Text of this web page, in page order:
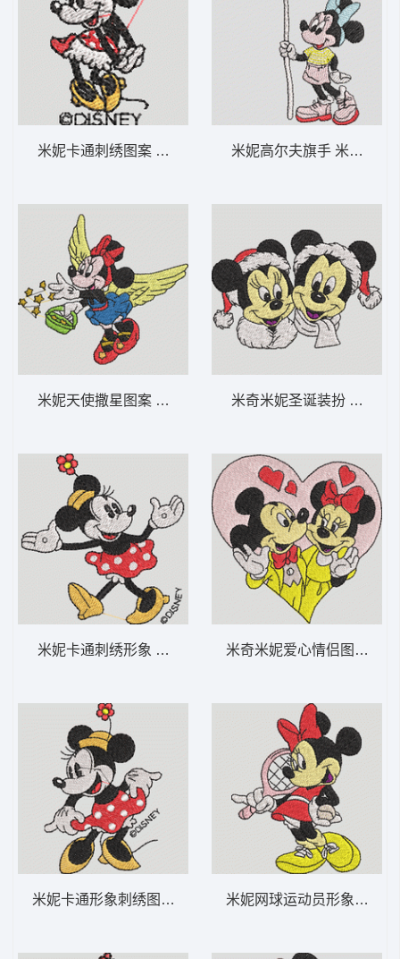
米妮卡通刺绣图案 米妮 55-DST格式
米妮天使撒星图案 米妮 54-DST格式
米妮卡通刺绣形象 米妮 53-DST格式
米妮卡通形象刺绣图案 米妮 52-DST格式
米妮高尔夫旗手 米妮 41-
米奇米妮圣诞装扮 米奇和
米奇米妮爱心情侣图案 米
米妮网球运动员形象 米妮